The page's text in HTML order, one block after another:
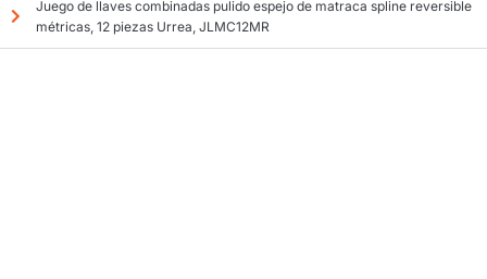
Juego de llaves combinadas pulido espejo de matraca spline reversible
métricas, 12 piezas Urrea, JLMC12MR